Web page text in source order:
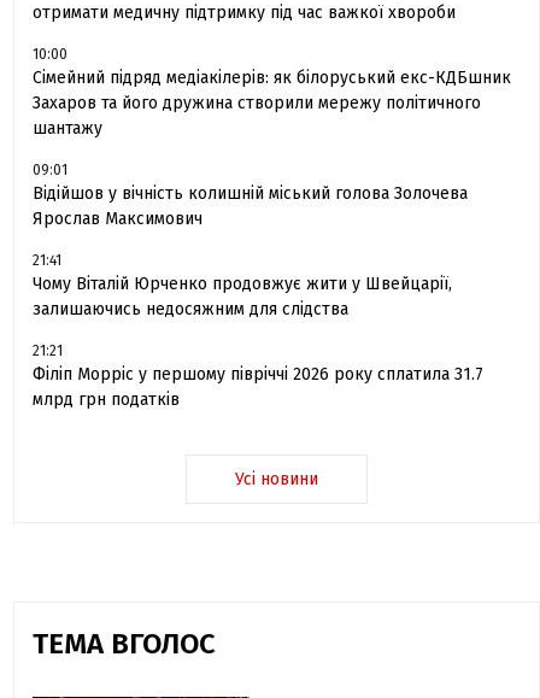
отримати медичну підтримку під час важкої хвороби
10:00
Сімейний підряд медіакілерів: як білоруський екс-КДБшник
Захаров та його дружина створили мережу політичного
шантажу
09:01
Відійшов у вічність колишній міський голова Золочева
Ярослав Максимович
21:41
Чому Віталій Юрченко продовжує жити у Швейцарії,
залишаючись недосяжним для слідства
21:21
Філіп Морріс у першому півріччі 2026 року сплатила 31.7
млрд грн податків
Усі новини
ТЕМА ВГОЛОС